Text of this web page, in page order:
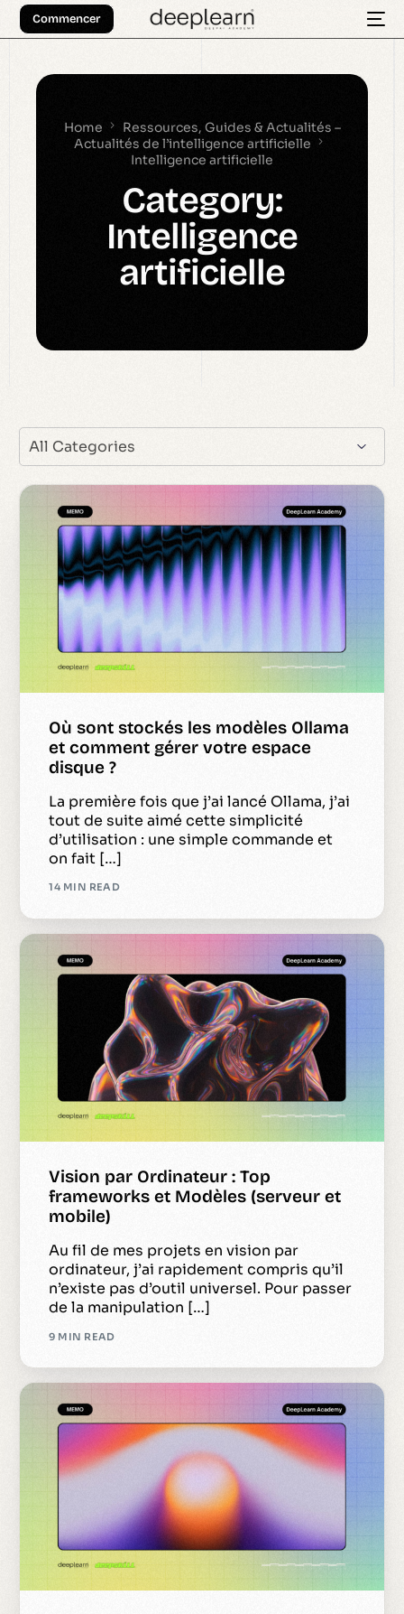
Commencer
Home
Ressources, Guides & Actualités –
Actualités de l’intelligence artificielle
Intelligence artificielle
Category:
Intelligence
artificielle
Où sont stockés les modèles Ollama
et comment gérer votre espace
disque ?
La première fois que j’ai lancé Ollama, j’ai
tout de suite aimé cette simplicité
d’utilisation : une simple commande et
on fait […]
14 MIN READ
Vision par Ordinateur : Top
frameworks et Modèles (serveur et
mobile)
Au fil de mes projets en vision par
ordinateur, j’ai rapidement compris qu’il
n’existe pas d’outil universel. Pour passer
de la manipulation […]
9 MIN READ